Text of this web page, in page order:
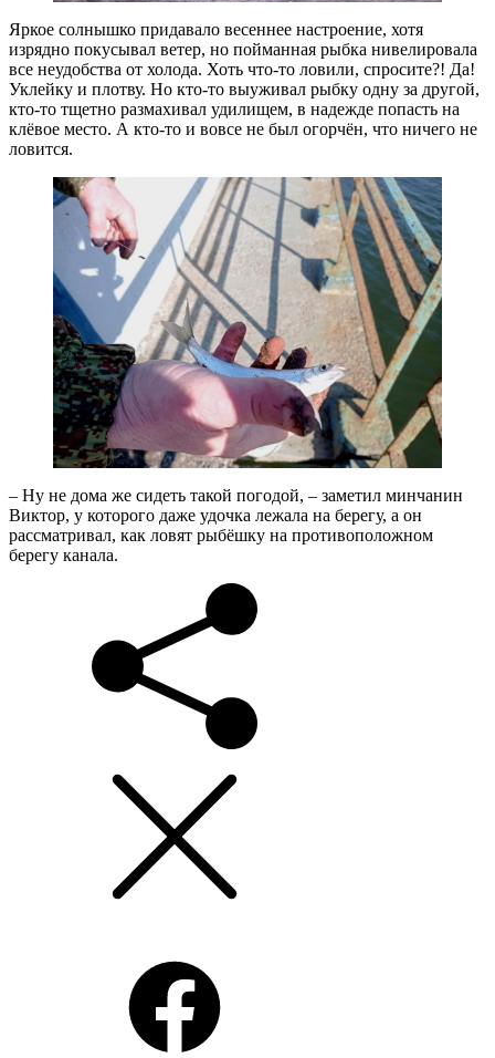
Яркое солнышко придавало весеннее настроение, хотя
изрядно покусывал ветер, но пойманная рыбка нивелировала
все неудобства от холода. Хоть что-то ловили, спросите?! Да!
Уклейку и плотву. Но кто-то выуживал рыбку одну за другой,
кто-то тщетно размахивал удилищем, в надежде попасть на
клёвое место. А кто-то и вовсе не был огорчён, что ничего не
ловится.
– Ну не дома же сидеть такой погодой, – заметил минчанин
Виктор, у которого даже удочка лежала на берегу, а он
рассматривал, как ловят рыбёшку на противоположном
берегу канала.